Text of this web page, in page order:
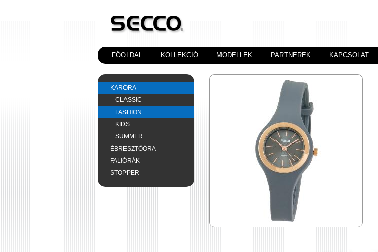
FÖOLDAL KOLLEKCIÓ MODELLEK PARTNEREK KAPCSOLAT
KARÓRA
CLASSIC
FASHION
KIDS
SUMMER
ÉBRESZTŐÓRA
FALIÓRÁK
STOPPER